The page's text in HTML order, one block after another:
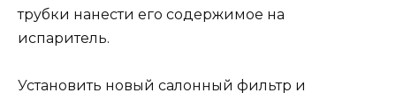
трубки нанести его содержимое на
испаритель.
Установить новый салонный фильтр и